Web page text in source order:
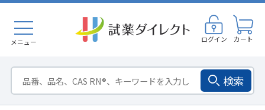
メニュー ログイン カート
検索